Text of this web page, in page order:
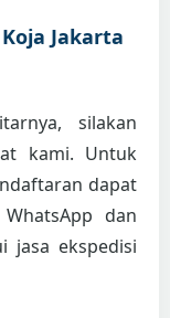
Jakarta
silakan
kami. Untuk
dapat
dan
jasa ekspedisi